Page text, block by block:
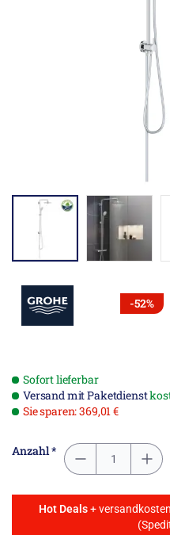
-52%
Sofort lieferbar
Versand mit Paketdienst
Sie sparen: 369,01 €
Anzahl *
Hot Deals+